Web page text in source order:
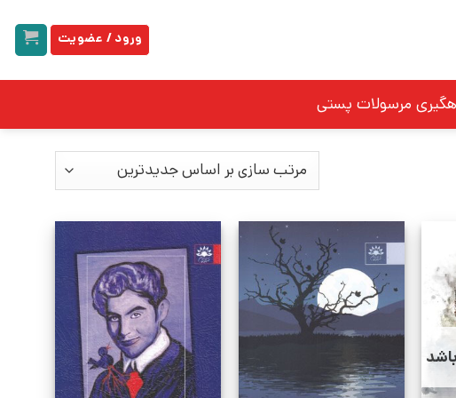
ورود / عضویت
مرسولات پستی